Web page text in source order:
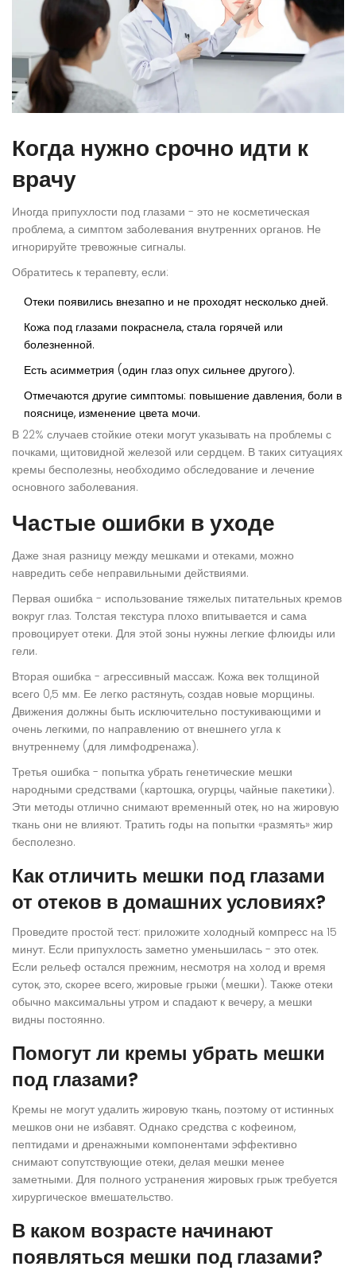
Когда нужно срочно идти к
врачу
Иногда припухлости под глазами - это не косметическая
проблема, а симптом заболевания внутренних органов. Не
игнорируйте тревожные сигналы.
Обратитесь к терапевту, если:
Отеки появились внезапно и не проходят несколько дней.
Кожа под глазами покраснела, стала горячей или
болезненной.
Есть асимметрия (один глаз опух сильнее другого).
Отмечаются другие симптомы: повышение давления, боли в
пояснице, изменение цвета мочи.
В 22% случаев стойкие отеки могут указывать на проблемы с
почками, щитовидной железой или сердцем. В таких ситуациях
кремы бесполезны, необходимо обследование и лечение
основного заболевания.
Частые ошибки в уходе
Даже зная разницу между мешками и отеками, можно
навредить себе неправильными действиями.
Первая ошибка - использование тяжелых питательных кремов
вокруг глаз. Толстая текстура плохо впитывается и сама
провоцирует отеки. Для этой зоны нужны легкие флюиды или
гели.
Вторая ошибка - агрессивный массаж. Кожа век толщиной
всего 0,5 мм. Ее легко растянуть, создав новые морщины.
Движения должны быть исключительно постукивающими и
очень легкими, по направлению от внешнего угла к
внутреннему (для лимфодренажа).
Третья ошибка - попытка убрать генетические мешки
народными средствами (картошка, огурцы, чайные пакетики).
Эти методы отлично снимают временный отек, но на жировую
ткань они не влияют. Тратить годы на попытки «размять» жир
бесполезно.
Как отличить мешки под глазами
от отеков в домашних условиях?
Проведите простой тест: приложите холодный компресс на 15
минут. Если припухлость заметно уменьшилась - это отек.
Если рельеф остался прежним, несмотря на холод и время
суток, это, скорее всего, жировые грыжи (мешки). Также отеки
обычно максимальны утром и спадают к вечеру, а мешки
видны постоянно.
Помогут ли кремы убрать мешки
под глазами?
Кремы не могут удалить жировую ткань, поэтому от истинных
мешков они не избавят. Однако средства с кофеином,
пептидами и дренажными компонентами эффективно
снимают сопутствующие отеки, делая мешки менее
заметными. Для полного устранения жировых грыж требуется
хирургическое вмешательство.
В каком возрасте начинают
появляться мешки под глазами?